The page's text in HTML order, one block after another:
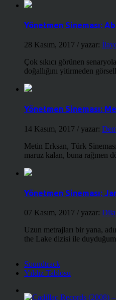
Yönetmen Sineması:
28 Kasım, 2017 / yazar:
Çok sıkıcı görünen
doğallığını yitirmeden
Yönetmen Sineması:
14 Kasım, 2017 / yazar:
Metin Erksan, Türk
maruz kalan, buna rağmen
Yönetmen Sineması:
07 Kasım, 2017 / yazar:
Uzun metrajları bir yana,
the Lake dizisi ile
Soundtrack
Yıldız Tablosu